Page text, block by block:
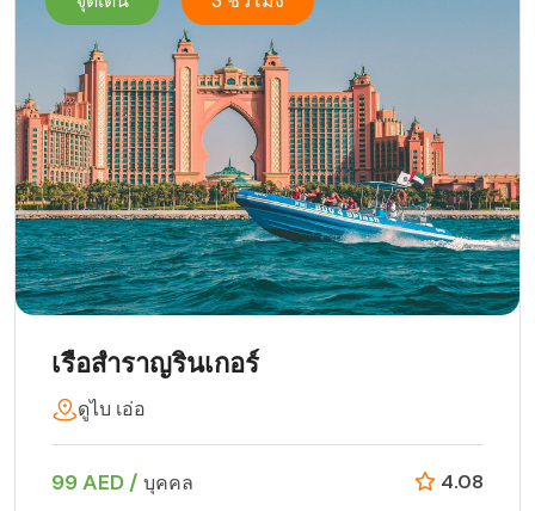
เรือสำราญรินเกอร์
ดูไบ เอ่อ
99 AED / บุคคล 4.08